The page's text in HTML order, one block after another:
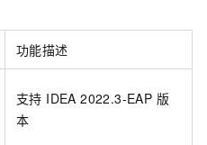
功能描述
支持 IDEA 2022.3-EAP 版
本